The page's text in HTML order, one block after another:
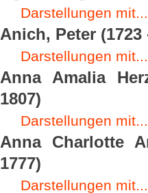
Darstellungen mit...
Anich, Peter (1723
Darstellungen mit...
Anna Amalia
1807)
Darstellungen mit...
Anna Charlotte
1777)
Darstellungen mit...